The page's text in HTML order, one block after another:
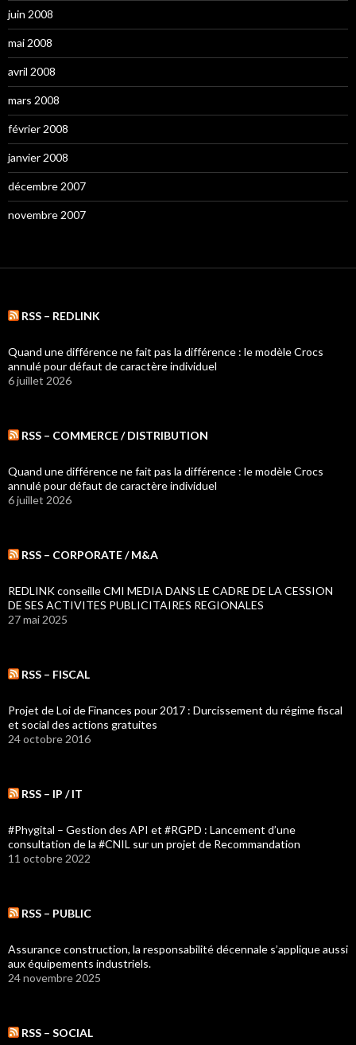
juin 2008
mai 2008
avril 2008
mars 2008
février 2008
janvier 2008
décembre 2007
novembre 2007
RSS – REDLINK
Quand une différence ne fait pas la différence : le modèle Crocs
annulé pour défaut de caractère individuel
6 juillet 2026
RSS – COMMERCE / DISTRIBUTION
Quand une différence ne fait pas la différence : le modèle Crocs
annulé pour défaut de caractère individuel
6 juillet 2026
RSS – CORPORATE / M&A
REDLINK conseille CMI MEDIA DANS LE CADRE DE LA CESSION
DE SES ACTIVITES PUBLICITAIRES REGIONALES
27 mai 2025
RSS – FISCAL
Projet de Loi de Finances pour 2017 : Durcissement du régime fiscal
et social des actions gratuites
24 octobre 2016
RSS – IP / IT
#Phygital – Gestion des API et #RGPD : Lancement d’une
consultation de la #CNIL sur un projet de Recommandation
11 octobre 2022
RSS – PUBLIC
Assurance construction, la responsabilité décennale s’applique aussi
aux équipements industriels.
24 novembre 2025
RSS – SOCIAL